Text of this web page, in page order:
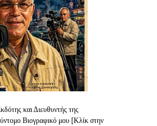
και Διευθυντής της
Βιογραφικό μου [Κλίκ στην